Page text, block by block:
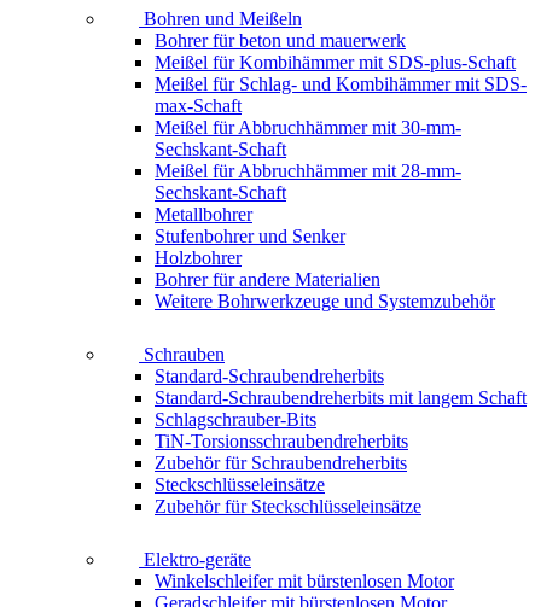
Bohren und Meißeln
Bohrer für beton und mauerwerk
Meißel für Kombihämmer mit SDS-plus-Schaft
Meißel für Schlag- und Kombihämmer mit SDS-
max-Schaft
Meißel für Abbruchhämmer mit 30-mm-
Sechskant-Schaft
Meißel für Abbruchhämmer mit 28-mm-
Sechskant-Schaft
Metallbohrer
Stufenbohrer und Senker
Holzbohrer
Bohrer für andere Materialien
Weitere Bohrwerkzeuge und Systemzubehör
Schrauben
Standard-Schraubendreherbits
Standard-Schraubendreherbits mit langem Schaft
Schlagschrauber-Bits
TiN-Torsionsschraubendreherbits
Zubehör für Schraubendreherbits
Steckschlüsseleinsätze
Zubehör für Steckschlüsseleinsätze
Elektro-geräte
Winkelschleifer mit bürstenlosen Motor
Geradschleifer mit bürstenlosen Motor